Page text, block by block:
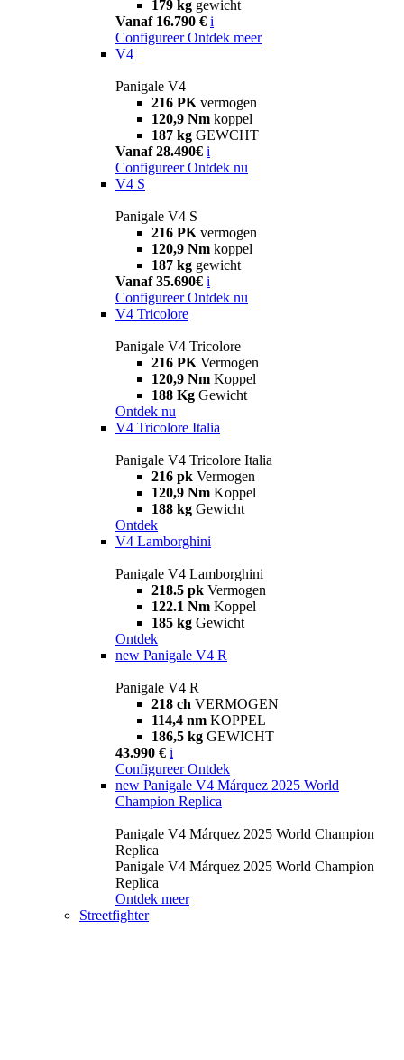
179 kg gewicht
Vanaf 16.790 € i
Configureer Ontdek meer
V4
Panigale V4
216 PK vermogen
120,9 Nm koppel
187 kg GEWCHT
Vanaf 28.490€ i
Configureer Ontdek nu
V4 S
Panigale V4 S
216 PK vermogen
120,9 Nm koppel
187 kg gewicht
Vanaf 35.690€ i
Configureer Ontdek nu
V4 Tricolore
Panigale V4 Tricolore
216 PK Vermogen
120,9 Nm Koppel
188 Kg Gewicht
Ontdek nu
V4 Tricolore Italia
Panigale V4 Tricolore Italia
216 pk Vermogen
120,9 Nm Koppel
188 kg Gewicht
Ontdek
V4 Lamborghini
Panigale V4 Lamborghini
218.5 pk Vermogen
122.1 Nm Koppel
185 kg Gewicht
Ontdek
new Panigale V4 R
Panigale V4 R
218 ch VERMOGEN
114,4 nm KOPPEL
186,5 kg GEWICHT
43.990 € i
Configureer Ontdek
new Panigale V4 Márquez 2025 World
Champion Replica
Panigale V4 Márquez 2025 World Champion
Replica
Panigale V4 Márquez 2025 World Champion
Replica
Ontdek meer
Streetfighter